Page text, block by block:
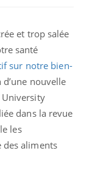
et trop salée
santé
sur notre bien-
d’une nouvelle
University
dans la revue
les
des aliments